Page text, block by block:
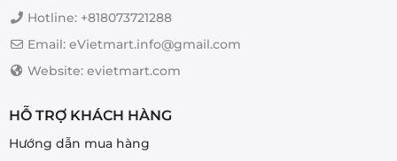
có
thể
chọn
trang
phẩm
Hotline: +818073721288
Email: eVietmart.info@gmail.com
Website: evietmart.com
HỖ TRỢ KHÁCH HÀNG
Hướng dẫn mua hàng